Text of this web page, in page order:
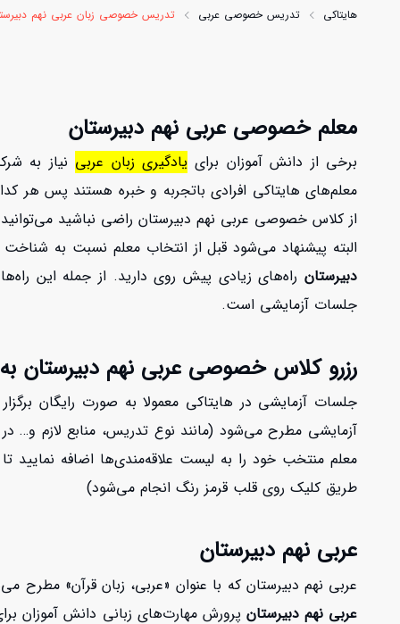
هایتاکی تدریس خصوصی عربی تدریس خصوصی زبان عربی نهم
معلم خصوصی عربی نهم دبیرستان
برخی از دانش آموزان برای یادگیری زبان عربی نیاز به
معلم‌های هایتاکی افرادی باتجربه و خبره هستند پس هر
از کلاس خصوصی عربی نهم دبیرستان راضی نباشید می‌توانید
البته پیشنهاد می‌شود قبل از انتخاب معلم نسبت به
دبیرستان راه‌های زیادی پیش روی دارید. از جمله این
جلسات آزمایشی است.
رزرو کلاس خصوصی عربی نهم دبیرستان
آزمایشی مطرح می‌شود (مانند نوع تدریس، منابع لازم و… در
معلم منتخب خود را به لیست علاقه‌مندی‌ها اضافه نمایید تا
طریق کلیک روی قلب قرمز رنگ انجام می‌شود)
عربی نهم دبیرستان
عربی نهم دبیرستان که با عنوان «عربی، زبان قرآن» مطرح می‌شود شامل ۱۰ درس است. هر درس یک عنوان عربی دارد و موضوع خاصی را تحت
عربی نهم دبیرستان پرورش مهارت‌های زبانی دانش آموزان